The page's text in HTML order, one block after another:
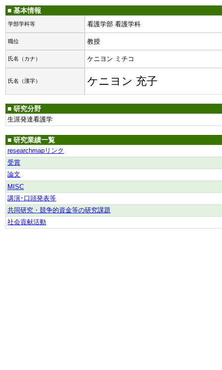
■ 基本情報
学部学科等 看護学部 看護学科
職位 教授
氏名（カナ） ケニヨン ミチコ
氏名（漢字） ケニヨン 充子
■ 研究分野
生涯発達看護学
■ 研究業績一覧
researchmapリンク
受賞
論文
MISC
講演･口頭発表等
共同研究・競争的資金等の研究課題
社会貢献活動